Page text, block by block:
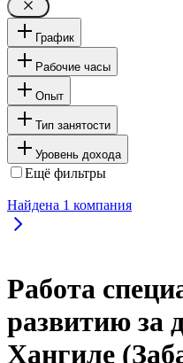
График
Рабочие часы
Опыт
Тип занятости
Уровень дохода
Ещё фильтры
Найдена 1 компания
Работа
развитию за
Хангиле